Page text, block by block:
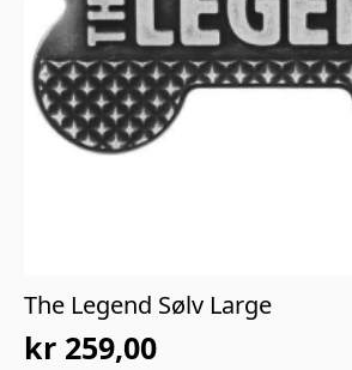
The Legend Sølv Large
kr 259,00